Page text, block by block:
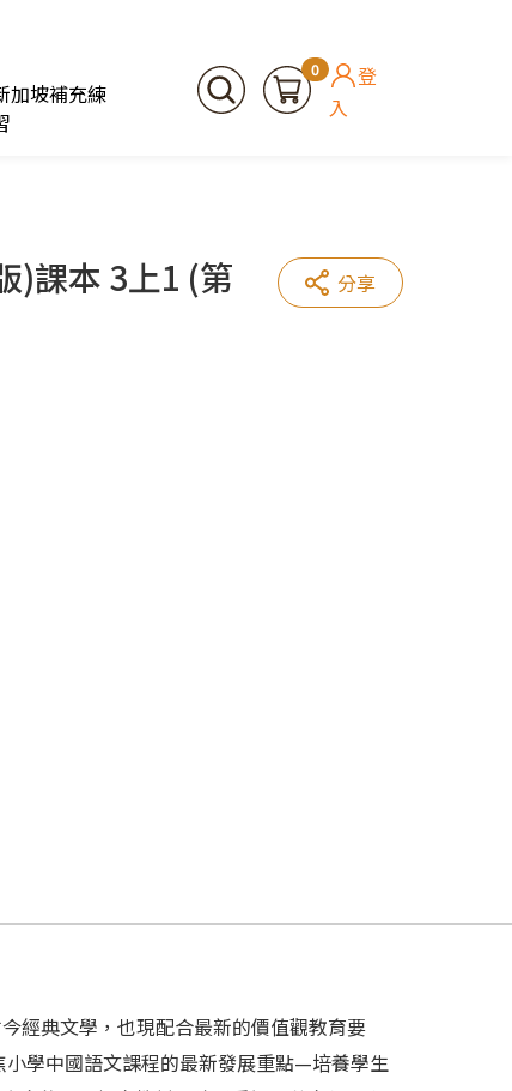
加坡補充練
0
登
入
)課本 3上1 (第
分享
經典文學，也現配合最新的價值觀教育要
學中國語文課程的最新發展重點—培養學生